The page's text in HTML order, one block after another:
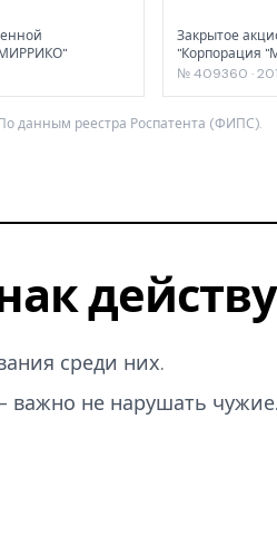
Закрытое
"Корпорация
№ 409360 ·
данным реестра Роспатента (ФИПС).
среди них.
важно не нарушать чужие.